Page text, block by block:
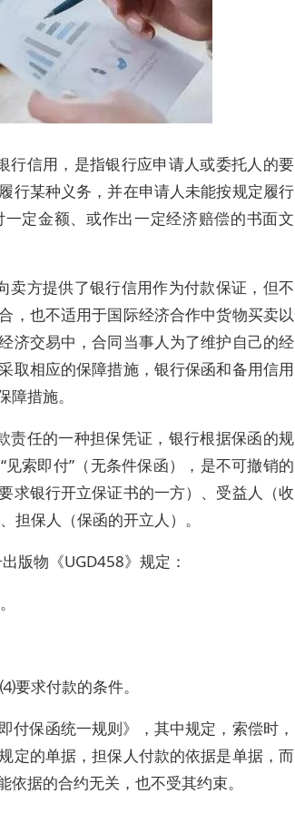
行信用，是指银行应申请人或委托人的要
行某种义务，并在申请人未能按规定履行
定金额、或作出一定经济赔偿的书面文
卖方提供了银行信用作为付款保证，但不
，也不适用于国际经济合作中货物买卖以
济交易中，合同当事人为了维护自己的经
取相应的保障措施，银行保函和备用信用
措施。
责任的一种担保凭证，银行根据保函的规
索即付”（无条件保函），是不可撤销的
求银行开立保证书的一方）、受益人（收
担保人（保函的开立人）。
版物《UGD458》规定：
要求付款的条件。
付保函统一规则》，其中规定，索偿时，
定的单据，担保人付款的依据是单据，而
据的合约无关，也不受其约束。